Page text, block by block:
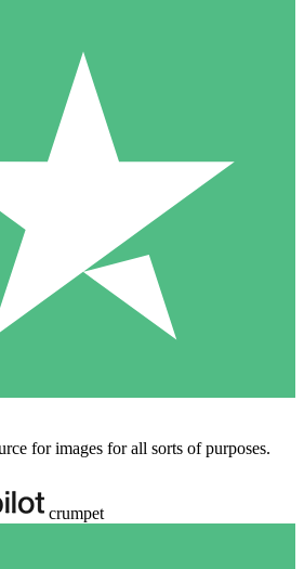
for images for all sorts of purposes.
crumpet